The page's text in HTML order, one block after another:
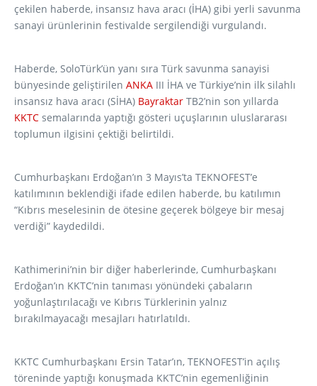
çekilen haberde, insansız hava aracı (İHA) gibi yerli savunma
sanayi ürünlerinin festivalde sergilendiği vurgulandı.
Haberde, SoloTürk’ün yanı sıra Türk savunma sanayisi
bünyesinde geliştirilen ANKA III İHA ve Türkiye’nin ilk silahlı
insansız hava aracı (SİHA) Bayraktar TB2’nin son yıllarda
KKTC semalarında yaptığı gösteri uçuşlarının uluslararası
toplumun ilgisini çektiği belirtildi.
Cumhurbaşkanı Erdoğan’ın 3 Mayıs’ta TEKNOFEST’e
katılımının beklendiği ifade edilen haberde, bu katılımın
“Kıbrıs meselesinin de ötesine geçerek bölgeye bir mesaj
verdiği” kaydedildi.
Kathimerini’nin bir diğer haberlerinde, Cumhurbaşkanı
Erdoğan’ın KKTC’nin tanıması yönündeki çabaların
yoğunlaştırılacağı ve Kıbrıs Türklerinin yalnız
bırakılmayacağı mesajları hatırlatıldı.
KKTC Cumhurbaşkanı Ersin Tatar’ın, TEKNOFEST’in açılış
töreninde yaptığı konuşmada KKTC’nin egemenliğinin